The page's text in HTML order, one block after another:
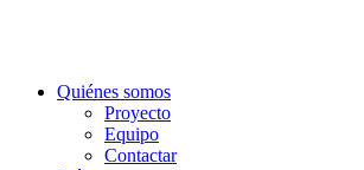
Quiénes somos
Proyecto
Equipo
Contactar